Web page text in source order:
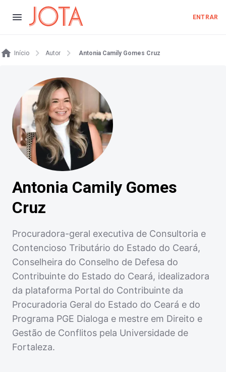
ENTRAR
Início Autor Antonia Camily Gomes Cruz
Antonia Camily Gomes
Cruz
Procuradora-geral executiva de Consultoria e
Contencioso Tributário do Estado do Ceará,
Conselheira do Conselho de Defesa do
Contribuinte do Estado do Ceará, idealizadora
da plataforma Portal do Contribuinte da
Procuradoria Geral do Estado do Ceará e do
Programa PGE Dialoga e mestre em Direito e
Gestão de Conflitos pela Universidade de
Fortaleza.